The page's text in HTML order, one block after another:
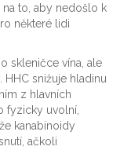
na to, aby nedošlo k
některé lidi
skleničce vína, ale
snižuje hladinu
z hlavních
fyzicky uvolní,
kanabinoidy
ačkoli